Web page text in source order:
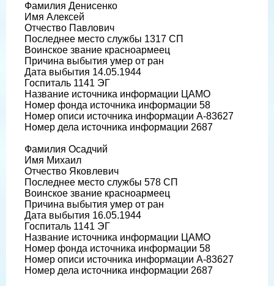
Фамилия Денисенко
Имя Алексей
Отчество Павлович
Последнее место службы 1317 СП
Воинское звание красноармеец
Причина выбытия умер от ран
Дата выбытия 14.05.1944
Госпиталь 1141 ЭГ
Название источника информации ЦАМО
Номер фонда источника информации 58
Номер описи источника информации А-83627
Номер дела источника информации 2687
Фамилия Осадчий
Имя Михаил
Отчество Яковлевич
Последнее место службы 578 СП
Воинское звание красноармеец
Причина выбытия умер от ран
Дата выбытия 16.05.1944
Госпиталь 1141 ЭГ
Название источника информации ЦАМО
Номер фонда источника информации 58
Номер описи источника информации А-83627
Номер дела источника информации 2687